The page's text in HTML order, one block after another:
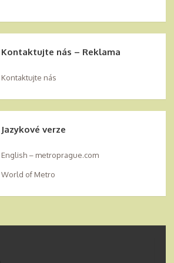
Kontaktujte nás – Reklama
Kontaktujte nás
Jazykové verze
English – metroprague.com
World of Metro